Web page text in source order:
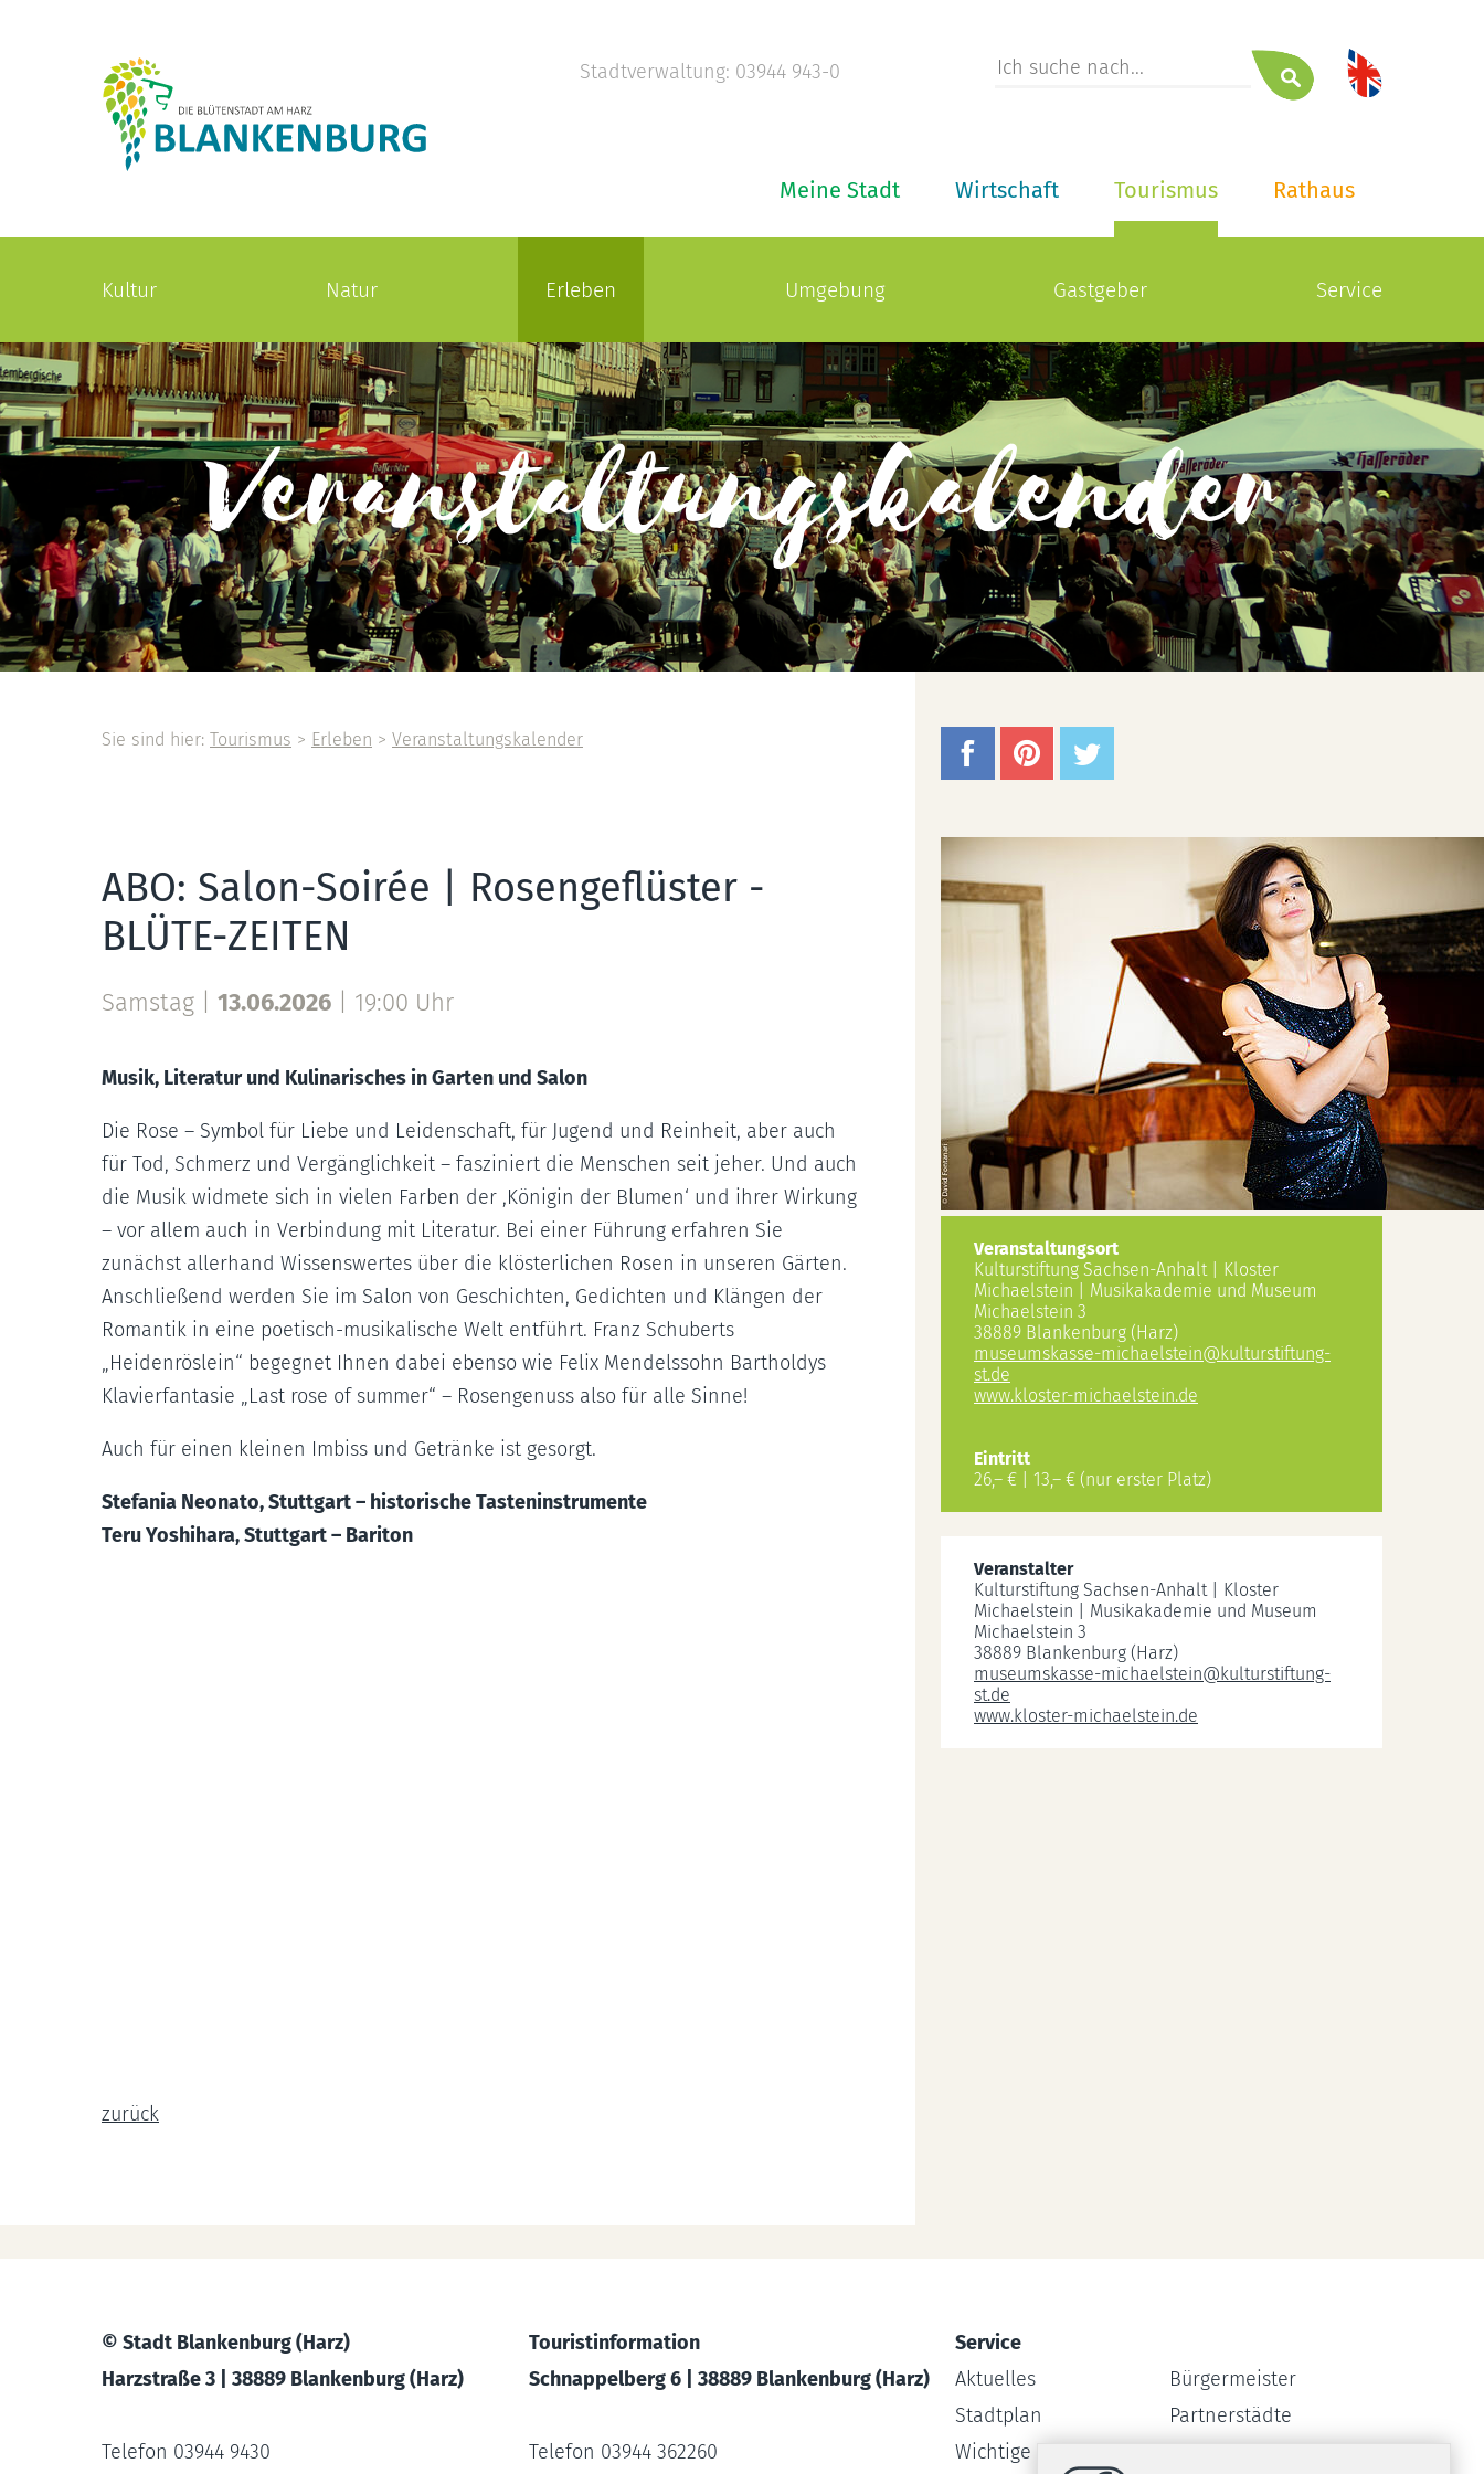
Stadtverwaltung: 03944 943-0
Rathaus
Tourismus
Kultur Natur Erleben Umgebung Gastgeber Service
Wirtschaft
Meine Stadt
Veranstaltungskalender
Sie sind hier: Tourismus > Erleben > Veranstaltungskalender
ABO: Salon-Soirée | Rosengeflüster -
BLÜTE-ZEITEN
Samstag | 13.06.2026 19:00 Uhr
Musik, Literatur und Kulinarisches in Garten und Salon
Die Rose – Symbol für Liebe und Leidenschaft, für Jugend und Reinheit, aber auch
für Tod, Schmerz und Vergänglichkeit – fasziniert die Menschen seit jeher. Und auch
die Musik widmete sich in vielen Farben der ,Königin der Blumen‘ und ihrer Wirkung
– vor allem auch in Verbindung mit Literatur. Bei einer Führung erfahren Sie
zunächst allerhand Wissenswertes über die klösterlichen Rosen in unseren Gärten.
Anschließend werden Sie im Salon von Geschichten, Gedichten und Klängen der
Romantik in eine poetisch-musikalische Welt entführt. Franz Schuberts
„Heidenröslein“ begegnet Ihnen dabei ebenso wie Felix Mendelssohn Bartholdys
Klavierfantasie „Last rose of summer“ – Rosengenuss also für alle Sinne!
Auch für einen kleinen Imbiss und Getränke ist gesorgt.
Stefania Neonato, Stuttgart – historische Tasteninstrumente
Teru Yoshihara, Stuttgart – Bariton
zurück
Veranstaltungsort
Kulturstiftung Sachsen-Anhalt | Kloster
Michaelstein | Musikakademie und Museum
Michaelstein 3
38889 Blankenburg (Harz)
museumskasse-michaelstein@kulturstiftung-
st.de
www.kloster-michaelstein.de
Eintritt
26,– € | 13,– € (nur erster Platz)
Veranstalter
Kulturstiftung Sachsen-Anhalt | Kloster
Michaelstein | Musikakademie und Museum
Michaelstein 3
38889 Blankenburg (Harz)
museumskasse-michaelstein@kulturstiftung-
st.de
www.kloster-michaelstein.de
© Stadt Blankenburg (Harz)
Harzstraße 3 | 38889 Blankenburg (Harz)
Telefon 03944 9430
Touristinformation
Schnappelberg 6 | 38889 Blankenburg (Harz)
Telefon 03944 362260
Service
Aktuelles
Bürgermeister
Stadtplan
Partnerstädte
Wichtige Rufnummern